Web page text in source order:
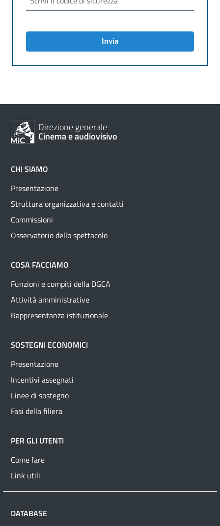
Invia
Direzione generale
Cinema e audiovisivo
CHI SIAMO
Presentazione
Struttura organizzativa e contatti
Commissioni
Osservatorio dello spettacolo
COSA FACCIAMO
Funzioni e compiti della DGCA
Attività amministrative
Rappresentanza istituzionale
SOSTEGNI ECONOMICI
Presentazione
Incentivi assegnati
Linee di sostegno
Fasi della filiera
PER GLI UTENTI
Come fare
Link utili
DATABASE